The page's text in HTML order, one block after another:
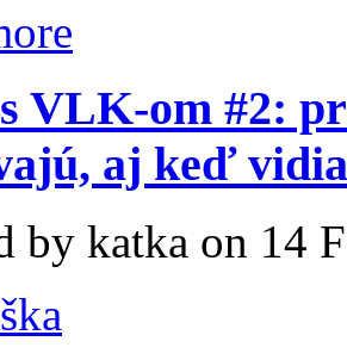
VLK-om #2:
aj keď
by katka on 14